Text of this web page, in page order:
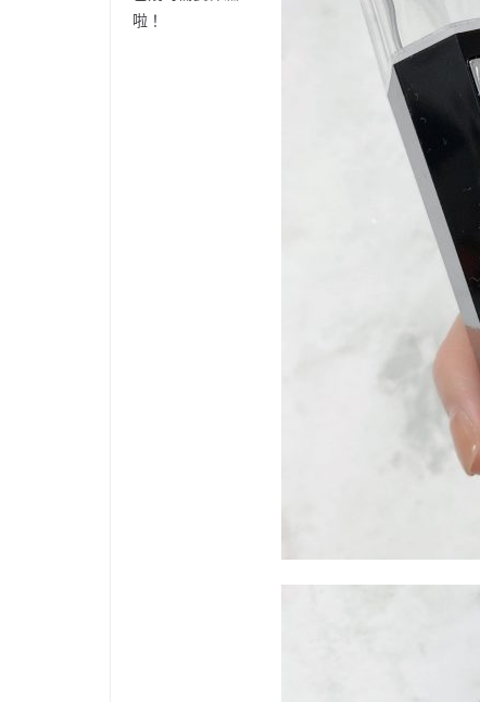
啦！